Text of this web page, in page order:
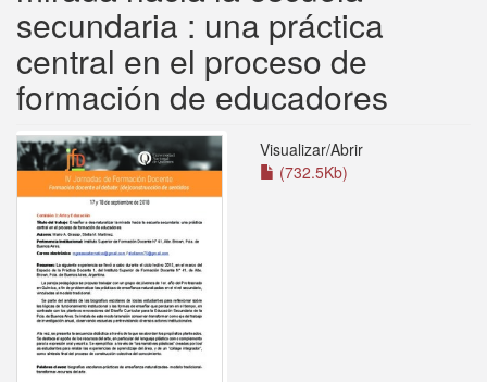
secundaria : una práctica
central en el proceso de
formación de educadores
Visualizar/Abrir
(732.5Kb)